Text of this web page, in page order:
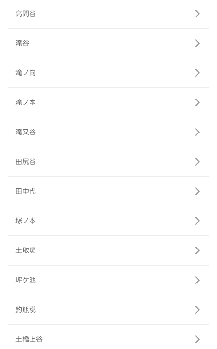
高間谷
滝谷
滝ノ向
滝ノ本
滝又谷
田尻谷
田中代
塚ノ本
土取場
坪ケ池
釣瓶税
土橋上谷